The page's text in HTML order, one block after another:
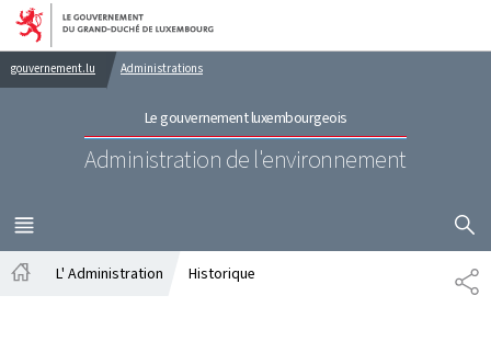
Aller au menu principal
Aller au contenu
gouvernement.lu Administrations
Le gouvernement luxembourgeois
Administration de l'environnement
MENU
PRINCIPAL
L' Administration Historique